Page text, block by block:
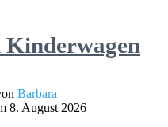
Barbara
8. August 2026